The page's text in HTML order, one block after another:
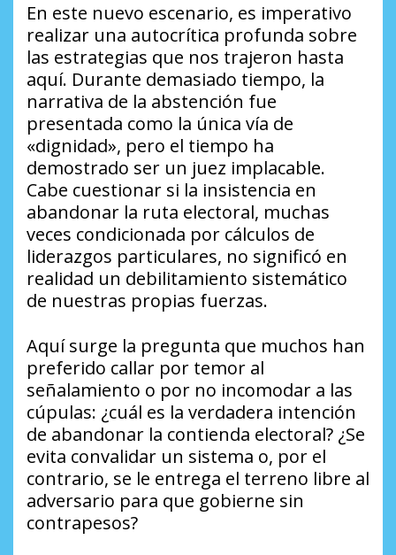
En este nuevo escenario, es imperativo
realizar una autocrítica profunda sobre
las estrategias que nos trajeron hasta
aquí. Durante demasiado tiempo, la
narrativa de la abstención fue
presentada como la única vía de
«dignidad», pero el tiempo ha
demostrado ser un juez implacable.
Cabe cuestionar si la insistencia en
abandonar la ruta electoral, muchas
veces condicionada por cálculos de
liderazgos particulares, no significó en
realidad un debilitamiento sistemático
de nuestras propias fuerzas.
Aquí surge la pregunta que muchos han
preferido callar por temor al
señalamiento o por no incomodar a las
cúpulas: ¿cuál es la verdadera intención
de abandonar la contienda electoral? ¿Se
evita convalidar un sistema o, por el
contrario, se le entrega el terreno libre al
adversario para que gobierne sin
contrapesos?